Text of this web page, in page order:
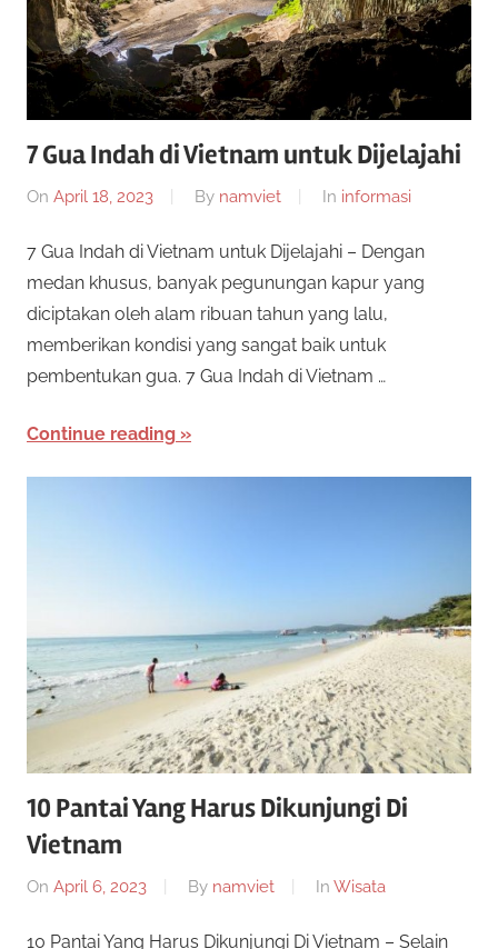
p
e
r
c
a
y
a
2
n
y
n
b
i
a
a
n
d
n
7 Gua Indah di Vietnam untuk Dijelajahi
On April 18, 2023 By namviet In informasi
7 Gua Indah di Vietnam untuk Dijelajahi – Dengan
medan khusus, banyak pegunungan kapur yang
diciptakan oleh alam ribuan tahun yang lalu,
memberikan kondisi yang sangat baik untuk
pembentukan gua. 7 Gua Indah di Vietnam …
Continue reading
10 Pantai Yang Harus Dikunjungi Di
Vietnam
On April 6, 2023 By namviet In Wisata
10 Pantai Yang Harus Dikunjungi Di Vietnam – Selain